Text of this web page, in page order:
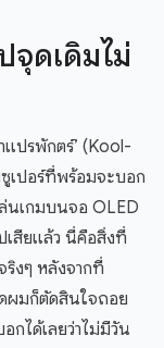
ดเดิมไม่
แปรพักตร์’ (Kool-
ซูเปอร์ที่พร้อมจะบอก
นเกมบนจอ OLED
เสียแล้ว นี่คือสิ่งที่
ริงๆ หลังจากที่
ผมก็ตัดสินใจถอย
กได้เลยว่าไม่มีวัน